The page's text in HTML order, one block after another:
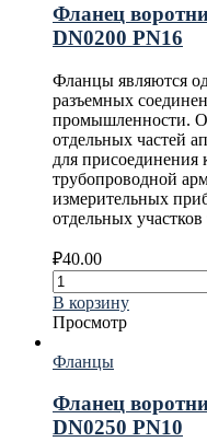
Фланец
DN0200 PN16
Фланцы являются
разъемных
промышленности.
отдельных частей
для присоединения
трубопроводной
измерительных
отдельных
₽40.00
В корзину
Просмотр
Фланцы
Фланец
DN0250 PN10